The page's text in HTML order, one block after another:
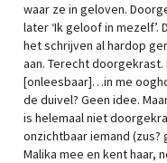
waar ze in geloven.
later ‘Ik geloof in
het schrijven al hardop
aan. Terecht
[onleesbaar]…in me
de duivel? Geen idee.
is helemaal niet
onzichtbaar iemand (zus?
Malika mee en kent haar,